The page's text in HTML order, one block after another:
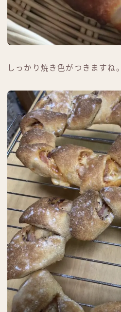
しっかり焼き色がつきますね。